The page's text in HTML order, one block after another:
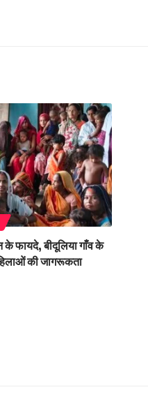
के फायदे, बीदूलिया गाँव के
की जागरूकता